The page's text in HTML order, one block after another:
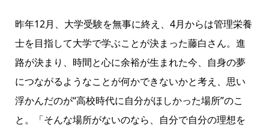
昨年12月、大学受験を無事に終え、4月からは管理栄養
士を目指して大学で学ぶことが決まった藤白さん。進
路が決まり、時間と心に余裕が生まれた今、自身の夢
につながるようなことが何かできないかと考え、思い
浮かんだのが“高校時代に自分がほしかった場所”のこ
と。「そんな場所がないのなら、自分で自分の理想を